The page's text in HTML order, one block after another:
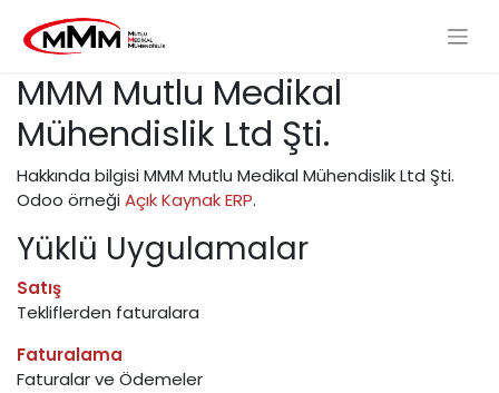
MMM Mutlu Medikal
Mühendislik Ltd Şti.
Hakkında bilgisi MMM Mutlu Medikal Mühendislik Ltd Şti.
Odoo örneğiAçık Kaynak ERP.
Yüklü Uygulamalar
Satış
Tekliflerden faturalara
Faturalama
Faturalar ve Ödemeler